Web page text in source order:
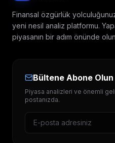
Finansal özgürlük
yeni nesil analiz platformu.
piyasanın bir adım önünde
Bültene Abone Olun
Piyasa analizleri ve önemli
postanızda.